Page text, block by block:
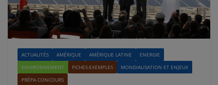
ACTUALITÉS AMÉRIQUE AMÉRIQUE LATINE
ENERGIE
ENVIRONNEMENT
FICHES-EXEMPLES
MONDIALISATION ET ENJEUX
PRÉPA CONCOURS